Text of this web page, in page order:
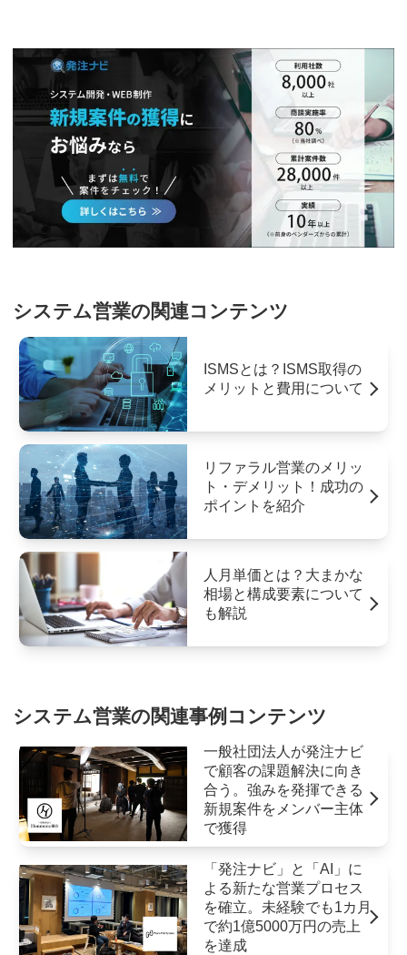
システム営業の関連コンテンツ
ISMSとは？ISMS取得の
メリットと費用について
リファラル営業のメリッ
ト・デメリット！成功の
ポイントを紹介
人月単価とは？大まかな
相場と構成要素について
も解説
システム営業の関連事例コンテンツ
一般社団法人が発注ナビ
で顧客の課題解決に向き
合う。強みを発揮できる
新規案件をメンバー主体
で獲得
「発注ナビ」と「AI」に
よる新たな営業プロセス
を確立。未経験でも1カ月
で約1億5000万円の売上
を達成